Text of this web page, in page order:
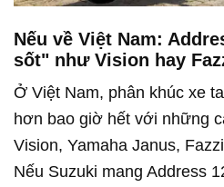
Nếu về Việt Nam:
sốt" như Vision hay
Ở Việt Nam, phân khúc xe
hơn bao giờ hết với những
Vision, Yamaha Janus,
Nếu Suzuki mang Address